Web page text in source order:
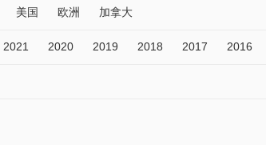
美国 欧洲 加拿大
2021 2020 2019 2018 2017 2016